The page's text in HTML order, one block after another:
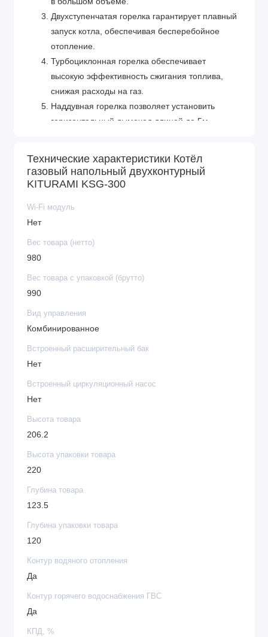
Двухступенчатая горелка гарантирует плавный
запуск котла, обеспечивая бесперебойное
отопление.
Турбоциклонная горелка обеспечивает
высокую эффективность сжигания топлива,
снижая расходы на газ.
Наддувная горелка позволяет установить
горизонтальный дымоход длиной до 5м.,
Kiturami проходят многоступенчатую проверку
еще на этапе производства.
Технические характеристики Котёл
газовый напольный двухконтурный
KITURAMI KSG-300
Wi-Fi модуль
Нет
Вес товара (нетто)
980
Вес товара с упаковкой (брутто)
990
Вид управления
Комбинированное
Встроенный расширительный бак
Нет
Встроенный циркуляционный насос
Нет
Высота товара
206.2
Высота упаковки товара
220
Глубина товара
123.5
Глубина упаковки товара
120
Контур водяного отопления
Да
Контур горячего водоснабжения ГВС
Да
КПД, %